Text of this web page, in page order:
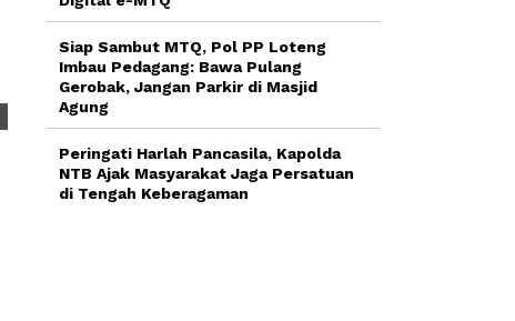
Siap Sambut MTQ, Pol PP Loteng
Imbau Pedagang: Bawa Pulang
Gerobak, Jangan Parkir di Masjid
Agung
Peringati Harlah Pancasila, Kapolda
NTB Ajak Masyarakat Jaga Persatuan
di Tengah Keberagaman